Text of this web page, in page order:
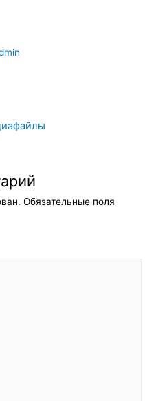
Обязательные поля